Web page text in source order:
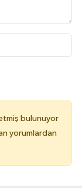
bulunuyor
yorumlardan